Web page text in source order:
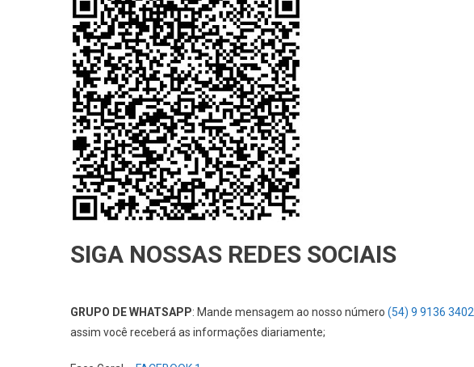
SIGA NOSSAS REDES SOCIAIS
GRUPO DE WHATSAPP: Mande mensagem ao nosso número (54) 9 9136 3402
assim você receberá as informações diariamente;